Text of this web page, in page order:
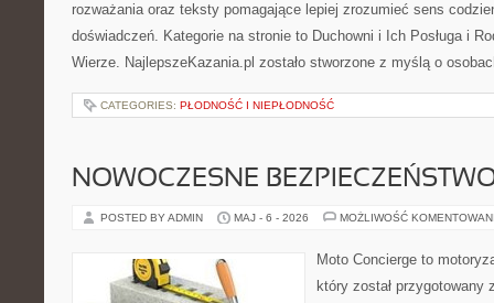
rozważania oraz teksty pomagające lepiej zrozumieć sens
doświadczeń. Kategorie na stronie to Duchowni i Ich Posługa i
Wierze. NajlepszeKazania.pl zostało stworzone z myślą o
CATEGORIES: PŁODNOŚĆ I NIEPŁODNOŚĆ
NOWOCZESNE
POSTED BY ADMIN MAJ - 6 - 2026 MOŻLIWOŚĆ
Moto Concierge to
który został przygotowany